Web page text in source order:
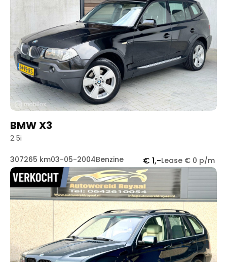
BMW X3
2.5i
307265 km03-05-2004Benzine € 1,-Lease € 0 p/m